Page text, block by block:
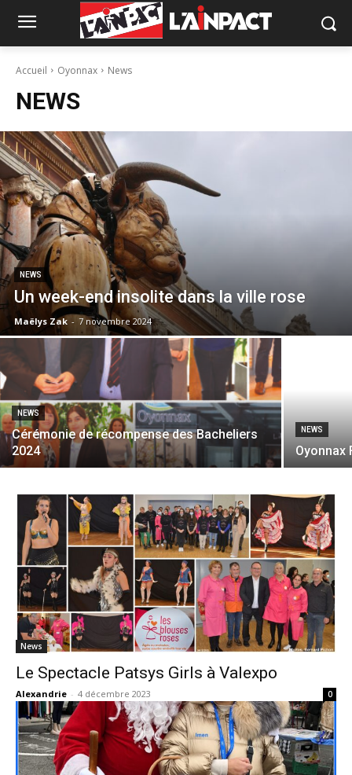
Accueil Oyonnax News
NEWS
NEWS
Un week-end insolite dans la ville rose
Maëlys Zak - 7 novembre 2024
NEWS
Cérémonie de récompense des Bacheliers
2024
NEWS
Oyonnax
News
Le Spectacle Patsys Girls à Valexpo
Alexandrie - 4 décembre 2023 0